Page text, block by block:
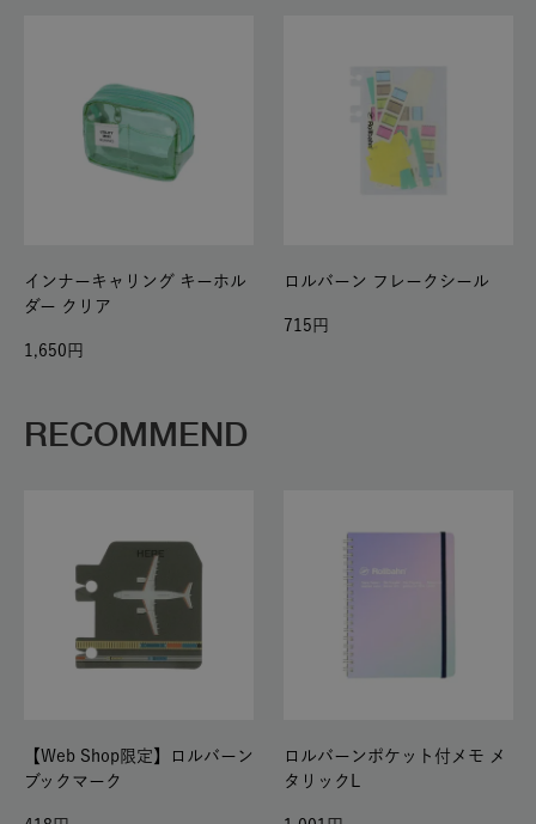
インナーキャリング キーホル
ダー クリア
1,650
ロルバーン フレークシール
715
RECOMMEND
【Web Shop限定】ロルバーン
ブックマーク
ロルバーンポケット付メモ メ
タリックL